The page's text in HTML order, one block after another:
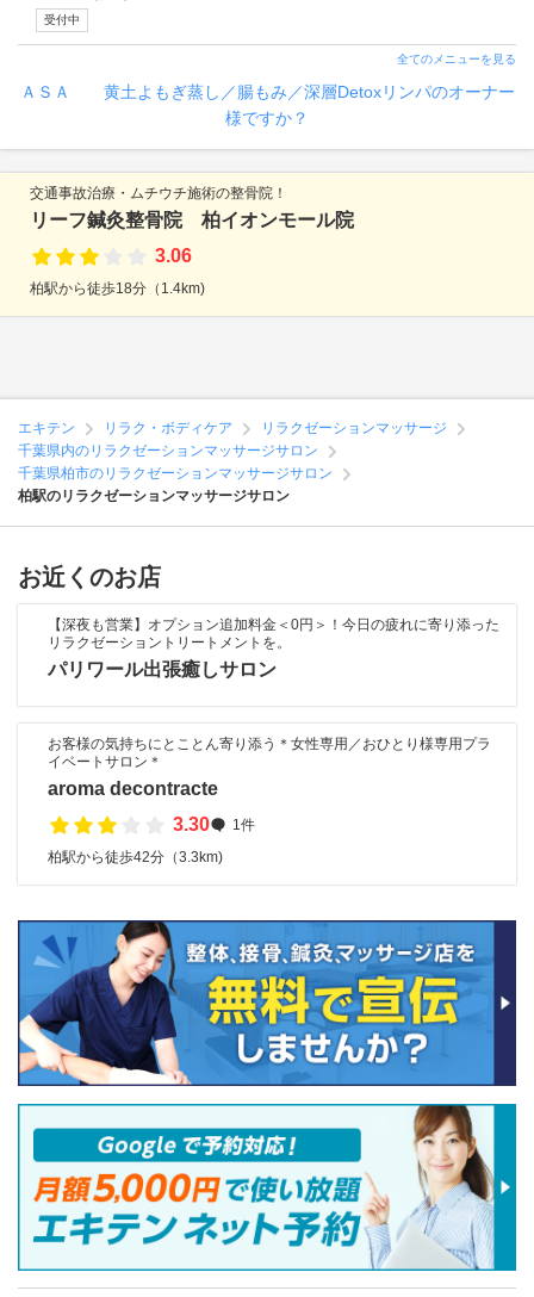
受付中
全てのメニューを見る
ＡＳＡ 黄土よもぎ蒸し／腸もみ／深層Detoxリンパのオーナー
様ですか？
交通事故治療・ムチウチ施術の整骨院！
リーフ鍼灸整骨院 柏イオンモール院
3.06
柏駅から徒歩18分（1.4km)
エキテン リラク・ボディケア
リラクゼーションマッサージ
千葉県内のリラクゼーションマッサージサロン
千葉県柏市のリラクゼーションマッサージサロン
柏駅のリラクゼーションマッサージサロン
お近くのお店
【深夜も営業】オプション追加料金＜0円＞！今日の疲れに寄り添った
リラクゼーショントリートメントを。
パリワール出張癒しサロン
お客様の気持ちにとことん寄り添う＊女性専用／おひとり様専用プラ
イベートサロン＊
aroma decontracte
3.30
1件
柏駅から徒歩42分（3.3km)